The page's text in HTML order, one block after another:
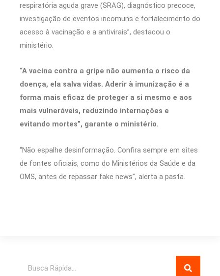
respiratória aguda grave (SRAG), diagnóstico precoce,
investigação de eventos incomuns e fortalecimento do
acesso à vacinação e a antivirais”, destacou o
ministério.
“A vacina contra a gripe não aumenta o risco da
doença, ela salva vidas. Aderir à imunização é a
forma mais eficaz de proteger a si mesmo e aos
mais vulneráveis, reduzindo internações e
evitando mortes”, garante o ministério.
“Não espalhe desinformação. Confira sempre em sites
de fontes oficiais, como do Ministérios da Saúde e da
OMS, antes de repassar fake news”, alerta a pasta.